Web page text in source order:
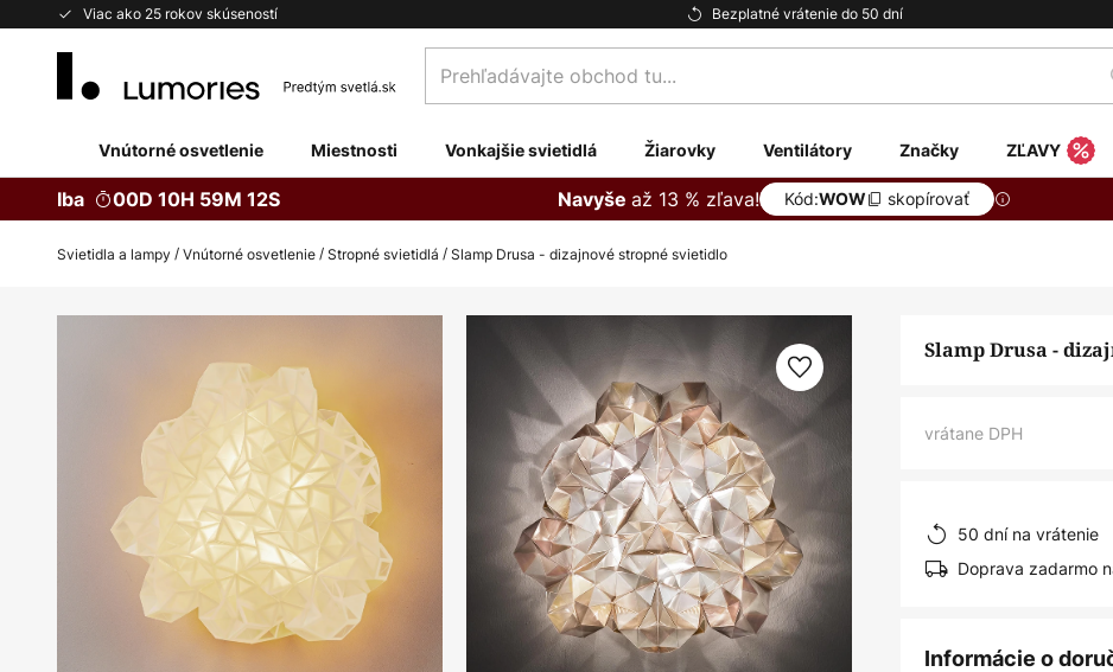
Viac ako 25 rokov skúseností Bezplatné vrátenie do 50 dní
Skip
Prehľadávajte
obchod
Vnútorné osvetlenie Miestnosti Vonkajšie svietidlá Žiarovky Ventilátory Značky ZĽAVY
Iba 00D 10H 59M 11S Navyše až 13 % zľava! Kód:WOW skopírovať
Svietidla a lampy Vnútorné osvetlenie Stropné svietidlá Slamp Drusa - dizajnové stropné svietidlo
Slamp Drusa -
vrátane DPH
50 dní na vrátenie
Doprava zadarmo
Informácie o